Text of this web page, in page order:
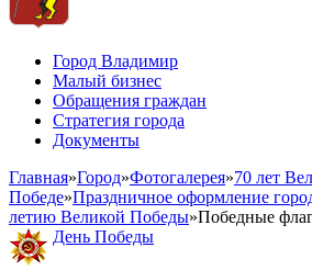
Город Владимир
Малый бизнес
Обращения граждан
Стратегия города
Документы
Главная»Город»Фотогалерея»70 лет
Победе»Праздничное оформление
летию Великой Победы»Победные
День Победы